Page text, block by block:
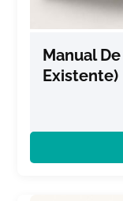
Manual
Existente)